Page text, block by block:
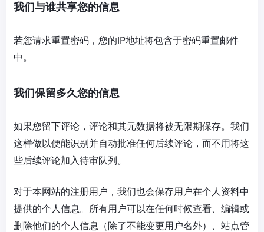
我们与谁共享您的信息
若您请求重置密码，您的IP地址将包含于密码重置邮件
中。
我们保留多久您的信息
如果您留下评论，评论和其元数据将被无限期保存。我们
这样做以便能识别并自动批准任何后续评论，而不用将这
些后续评论加入待审队列。
对于本网站的注册用户，我们也会保存用户在个人资料中
提供的个人信息。所有用户可以在任何时候查看、编辑或
删除他们的个人信息（除了不能变更用户名外）、站点管